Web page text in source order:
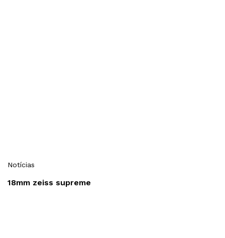
Notícias
18mm zeiss supreme